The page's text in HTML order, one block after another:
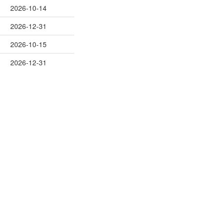
2026-10-14
2026-12-31
2026-10-15
2026-12-31